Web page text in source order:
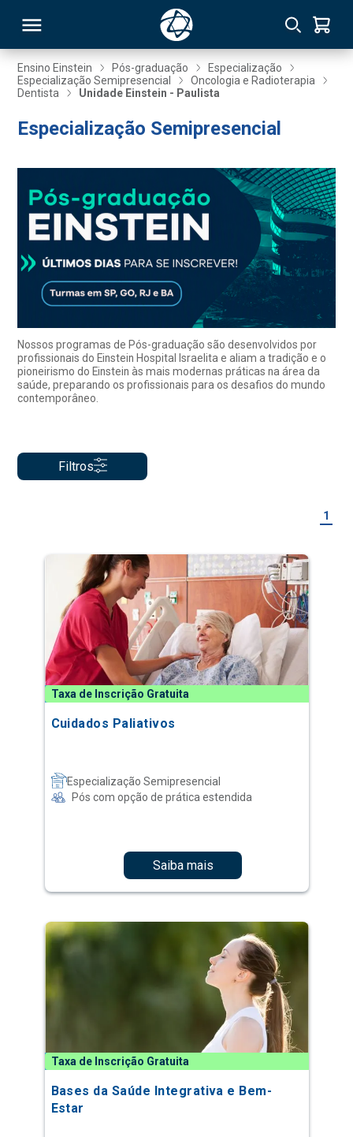
Ensino Einstein Pós-graduação
Especialização
Especialização Semipresencial
Oncologia e Radioterapia
Dentista
Unidade Einstein - Paulista
Especialização Semipresencial
Nossos programas de Pós-graduação são desenvolvidos por
profissionais do Einstein Hospital Israelita e aliam a tradição e o
pioneirismo do Einstein às mais modernas práticas na área da
saúde, preparando os profissionais para os desafios do mundo
contemporâneo.
Filtros
1
Taxa de Inscrição Gratuita
Cuidados Paliativos
Especialização Semipresencial
Pós com opção de prática estendida
Saiba mais
Taxa de Inscrição Gratuita
Bases da Saúde Integrativa e Bem-
Estar